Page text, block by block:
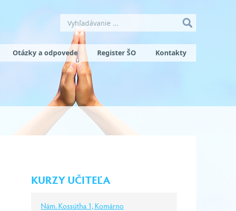
Otázky a odpovede Register ŠO Kontakty
KURZY UČITEĽA
Nám. Kossútha 1, Komárno